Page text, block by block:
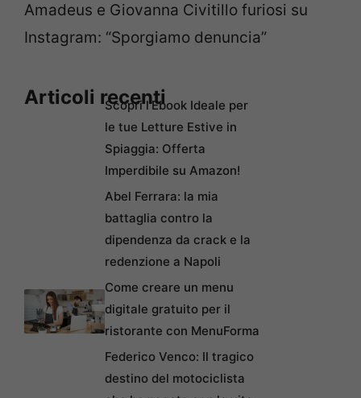
Amadeus e Giovanna Civitillo furiosi su
Instagram: “Sporgiamo denuncia”
Articoli recentiScopri l’Ebook Ideale per
le tue Letture Estive in
Spiaggia: Offerta
Imperdibile su Amazon!
Abel Ferrara: la mia
battaglia contro la
dipendenza da crack e la
redenzione a Napoli
Come creare un menu
digitale gratuito per il
ristorante con MenuForma
Federico Venco: Il tragico
destino del motociclista